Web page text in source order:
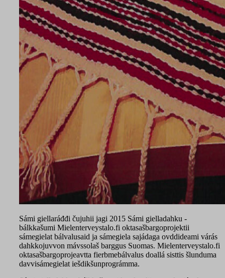
Sámi giellaráđđi čujuhii jagi 2015 Sámi gielladahku -
bálkkašumi Mielenterveystalo.fi oktasašbargoprojektii
sámegielat bálvalusaid ja sámegiela sajádaga ovddideami várás
dahkkojuvvon mávssolaš barggus Suomas. Mielenterveystalo.fi
oktasašbargoprojeavtta fierbmebálvalus doallá sisttis šlunduma
davvisámegielat iešdikšunprográmma.